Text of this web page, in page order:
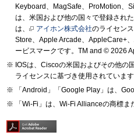
Keyboard、MagSafe、ProMotion、
は、米国および他の国々で登録され
は、
アイホン株式会社のライセン
Store、Apple Arcade、AppleCare+
ービスマークです。TM and © 2026
IOSは、Ciscoの米国およびその他の
ライセンスに基づき使用されています
「Android」「Google Play」は、
「Wi-Fi」は、Wi-Fi Allianceの商標ま